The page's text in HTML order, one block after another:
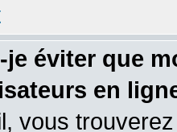
éviter que
en
vous